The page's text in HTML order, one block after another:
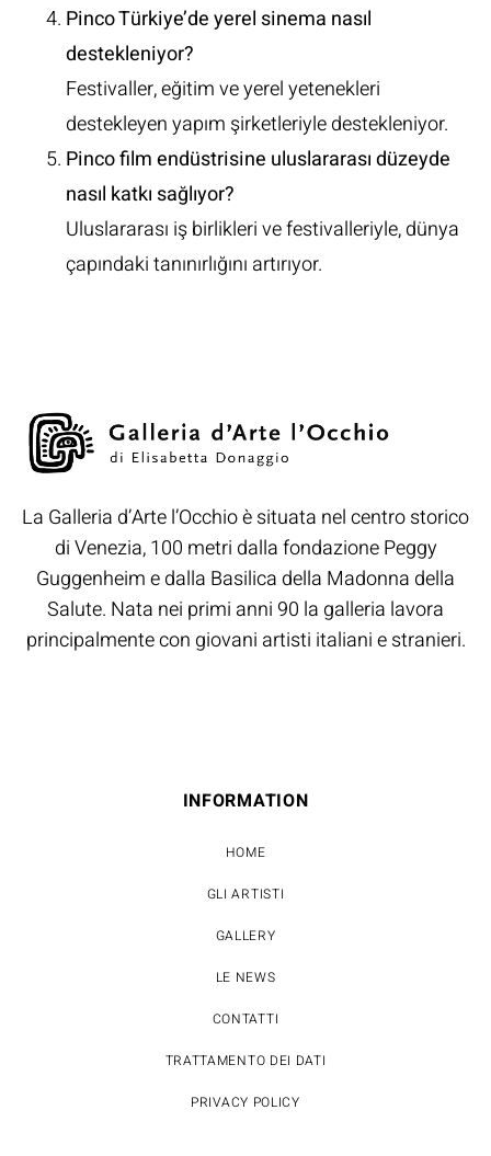
Pinco Türkiye’de yerel sinema nasıl
destekleniyor?
Festivaller, eğitim ve yerel yetenekleri
destekleyen yapım şirketleriyle destekleniyor.
Pinco film endüstrisine uluslararası düzeyde
nasıl katkı sağlıyor?
Uluslararası iş birlikleri ve festivalleriyle, dünya
çapındaki tanınırlığını artırıyor.
La Galleria d’Arte l’Occhio è situata nel centro storico
di Venezia, 100 metri dalla fondazione Peggy
Guggenheim e dalla Basilica della Madonna della
Salute. Nata nei primi anni 90 la galleria lavora
principalmente con giovani artisti italiani e stranieri.
INFORMATION
HOME
GLI ARTISTI
GALLERY
LE NEWS
CONTATTI
TRATTAMENTO DEI DATI
PRIVACY POLICY